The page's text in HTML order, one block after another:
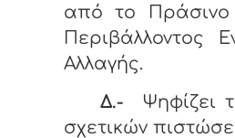
από το Πράσινο
Περιβάλλοντος
Αλλαγής.
Δ.- Ψηφίζει
σχετικών